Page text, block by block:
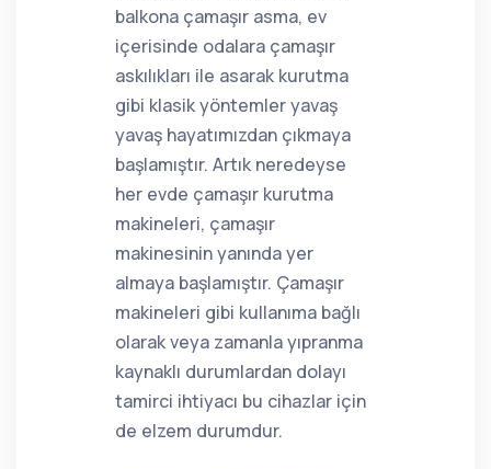
balkona çamaşır asma, ev
içerisinde odalara çamaşır
askılıkları ile asarak kurutma
gibi klasik yöntemler yavaş
yavaş hayatımızdan çıkmaya
başlamıştır. Artık neredeyse
her evde çamaşır kurutma
makineleri, çamaşır
makinesinin yanında yer
almaya başlamıştır. Çamaşır
makineleri gibi kullanıma bağlı
olarak veya zamanla yıpranma
kaynaklı durumlardan dolayı
tamirci ihtiyacı bu cihazlar için
de elzem durumdur.